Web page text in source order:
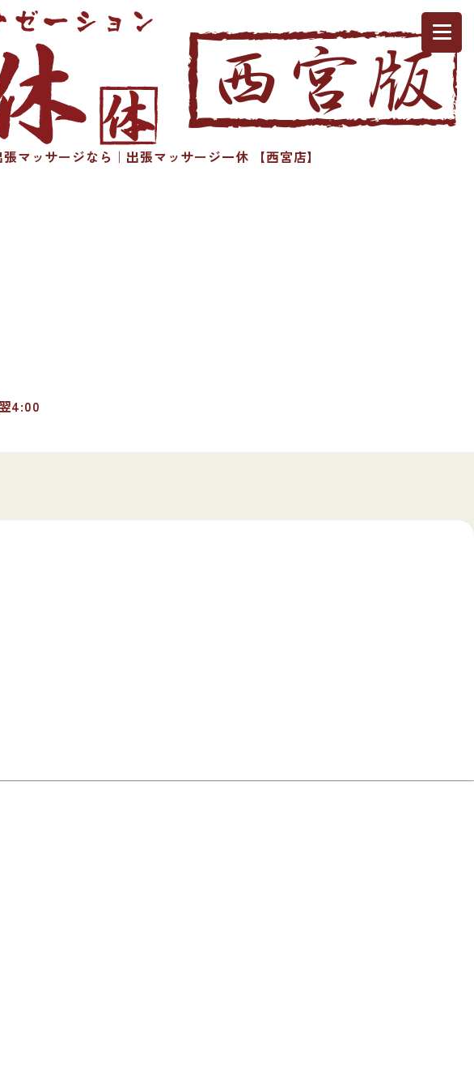
マッサージなら｜出張マッサージ一休 【西宮店】
4:00